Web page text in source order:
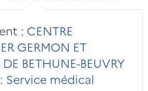
: CENTRE
GERMON ET
BETHUNE-BEUVRY
Service médical